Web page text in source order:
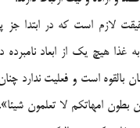
لازم است كه در ابتدا جز
غذا هيچ يك از ابعاد نامبرده
بالقوه است و فعليت ندارد